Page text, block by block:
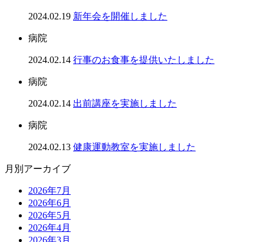
2024.02.19 新年会を開催しました
病院
2024.02.14 行事のお食事を提供いたしました
病院
2024.02.14 出前講座を実施しました
病院
2024.02.13 健康運動教室を実施しました
月別アーカイブ
2026年7月
2026年6月
2026年5月
2026年4月
2026年3月